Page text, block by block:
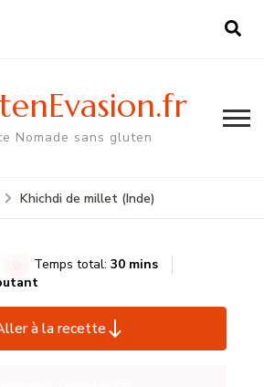
Nomade sans gluten
Khichdi de millet (Inde)
Temps total:30 mins
à la recette